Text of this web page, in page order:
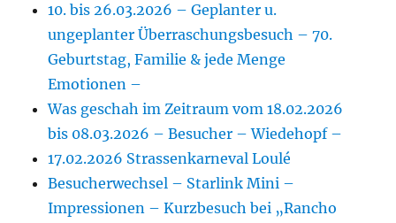
10. bis 26.03.2026 – Geplanter u.
ungeplanter Überraschungsbesuch – 70.
Geburtstag, Familie & jede Menge
Emotionen –
Was geschah im Zeitraum vom 18.02.2026
bis 08.03.2026 – Besucher – Wiedehopf –
17.02.2026 Strassenkarneval Loulé
Besucherwechsel – Starlink Mini –
Impressionen – Kurzbesuch bei „Rancho